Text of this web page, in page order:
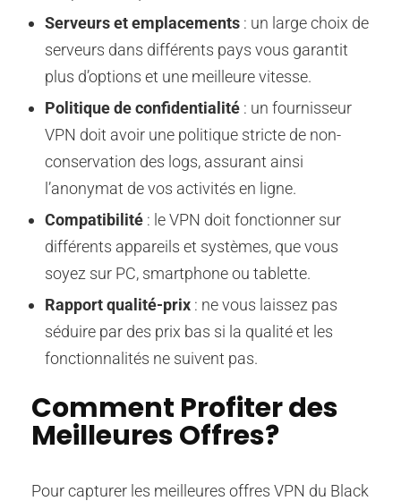
Serveurs et emplacements : un large choix de
serveurs dans différents pays vous garantit
plus d’options et une meilleure vitesse.
Politique de confidentialité : un fournisseur
VPN doit avoir une politique stricte de non-
conservation des logs, assurant ainsi
l’anonymat de vos activités en ligne.
Compatibilité : le VPN doit fonctionner sur
différents appareils et systèmes, que vous
soyez sur PC, smartphone ou tablette.
Rapport qualité-prix : ne vous laissez pas
séduire par des prix bas si la qualité et les
fonctionnalités ne suivent pas.
Comment Profiter des
Meilleures Offres?
Pour capturer les meilleures offres VPN du Black